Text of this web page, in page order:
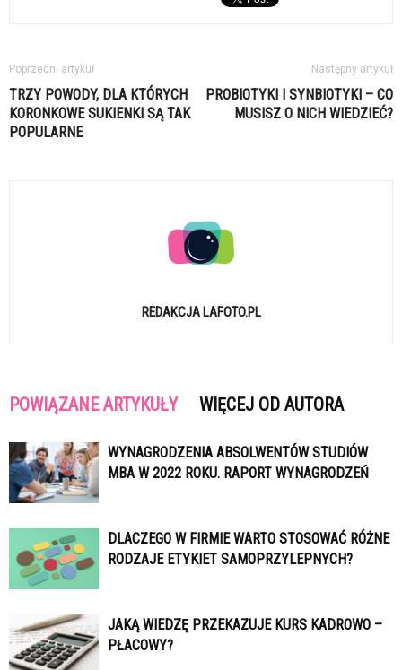
Poprzedni artykuł
TRZY POWODY, DLA KTÓRYCH
KORONKOWE SUKIENKI SĄ TAK
POPULARNE
Następny artykuł
PROBIOTYKI I SYNBIOTYKI – CO
MUSISZ O NICH WIEDZIEĆ?
REDAKCJA LAFOTO.PL
POWIĄZANE ARTYKUŁY WIĘCEJ OD AUTORA
WYNAGRODZENIA ABSOLWENTÓW STUDIÓW
MBA W 2022 ROKU. RAPORT WYNAGRODZEŃ
DLACZEGO W FIRMIE WARTO STOSOWAĆ RÓŻNE
RODZAJE ETYKIET SAMOPRZYLEPNYCH?
JAKĄ WIEDZĘ PRZEKAZUJE KURS KADROWO –
PŁACOWY?